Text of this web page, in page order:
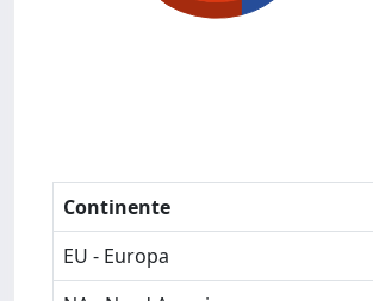
Continente
EU - Europa